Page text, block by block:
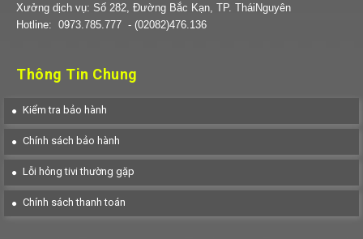
Xưởng dịch vụ: Số 282, Đường Bắc Kạn, TP. TháiNguyên
Hotline: 0973.785.777 - (02082)476.136
Thông Tin Chung
Kiểm tra bảo hành
Chính sách bảo hành
Lỗi hỏng tivi thường gặp
Chính sách thanh toán